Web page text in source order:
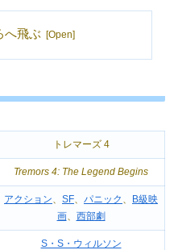
へ飛ぶ
トレマーズ 4
Tremors 4: The Legend Begins
アクション、 SF、 パニック 、 B級映
画、 西部劇
S・S・ウィルソン